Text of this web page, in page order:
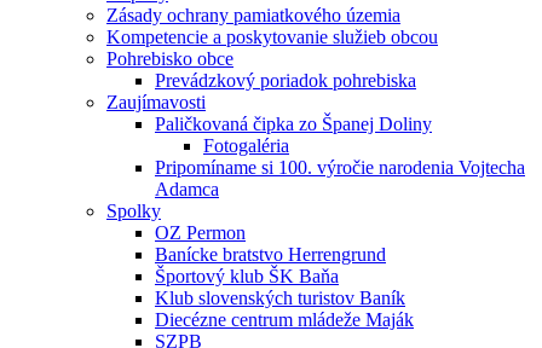
Zásady ochrany pamiatkového územia
Kompetencie a poskytovanie služieb obcou
Pohrebisko obce
Prevádzkový poriadok pohrebiska
Zaujímavosti
Paličkovaná čipka zo Španej Doliny
Fotogaléria
Pripomíname si 100. výročie narodenia Vojtecha
Adamca
Spolky
OZ Permon
Banícke bratstvo Herrengrund
Športový klub ŠK Baňa
Klub slovenských turistov Baník
Diecézne centrum mládeže Maják
SZPB